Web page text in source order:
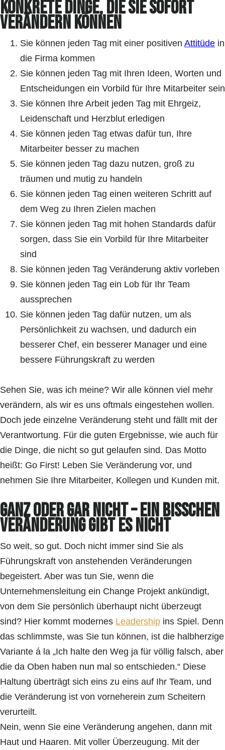
konkrete Dinge, die Sie sofort
verändern können
Sie können jeden Tag mit einer positiven Attitüde in
die Firma kommen
Sie können jeden Tag mit Ihren Ideen, Worten und
Entscheidungen ein Vorbild für Ihre Mitarbeiter sein
Sie können Ihre Arbeit jeden Tag mit Ehrgeiz,
Leidenschaft und Herzblut erledigen
Sie können jeden Tag etwas dafür tun, Ihre
Mitarbeiter besser zu machen
Sie können jeden Tag dazu nutzen, groß zu
träumen und mutig zu handeln
Sie können jeden Tag einen weiteren Schritt auf
dem Weg zu Ihren Zielen machen
Sie können jeden Tag mit hohen Standards dafür
sorgen, dass Sie ein Vorbild für Ihre Mitarbeiter
sind
Sie können jeden Tag Veränderung aktiv vorleben
Sie können jeden Tag ein Lob für Ihr Team
aussprechen
Sie können jeden Tag dafür nutzen, um als
Persönlichkeit zu wachsen, und dadurch ein
besserer Chef, ein besserer Manager und eine
bessere Führungskraft zu werden
Sehen Sie, was ich meine? Wir alle können viel mehr
verändern, als wir es uns oftmals eingestehen wollen.
Doch jede einzelne Veränderung steht und fällt mit der
Verantwortung. Für die guten Ergebnisse, wie auch für
die Dinge, die nicht so gut gelaufen sind. Das Motto
heißt: Go First! Leben Sie Veränderung vor, und
nehmen Sie Ihre Mitarbeiter, Kollegen und Kunden mit.
Ganz oder gar nicht – Ein bisschen
Veränderung gibt es nicht
So weit, so gut. Doch nicht immer sind Sie als
Führungskraft von anstehenden Veränderungen
begeistert. Aber was tun Sie, wenn die
Unternehmensleitung ein Change Projekt ankündigt,
von dem Sie persönlich überhaupt nicht überzeugt
sind? Hier kommt modernes Leadership ins Spiel. Denn
das schlimmste, was Sie tun können, ist die halbherzige
Variante á la „Ich halte den Weg ja für völlig falsch, aber
die da Oben haben nun mal so entschieden.“ Diese
Haltung überträgt sich eins zu eins auf Ihr Team, und
die Veränderung ist von vorneherein zum Scheitern
verurteilt.
Nein, wenn Sie eine Veränderung angehen, dann mit
Haut und Haaren. Mit voller Überzeugung. Mit der